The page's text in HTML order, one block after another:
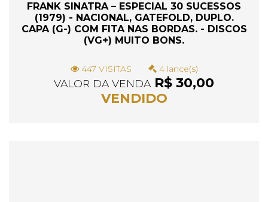
FRANK SINATRA – ESPECIAL 30 SUCESSOS
(1979) - NACIONAL, GATEFOLD, DUPLO.
CAPA (G-) COM FITA NAS BORDAS. - DISCOS
(VG+) MUITO BONS.
447 VISITAS 4 lance(s)
VALOR DA VENDAR$ 30,00
VENDIDO